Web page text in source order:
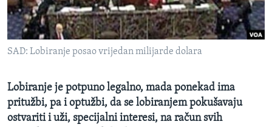
MAGAZIN
O GLASU AMERIKE
PRATITE NAS
SAD: Lobiranje posao vrijedan milijarde dolara
Lobiranje je potpuno legalno, mada ponekad ima
pritužbi, pa i optužbi, da se lobiranjem pokušavaju
ostvariti i uži, specijalni interesi, na račun svih